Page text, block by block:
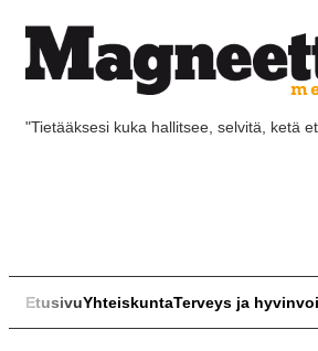
"Tietääksesi kuka hallitsee, selvitä, ketä
EtusivuYhteiskuntaTerveys ja